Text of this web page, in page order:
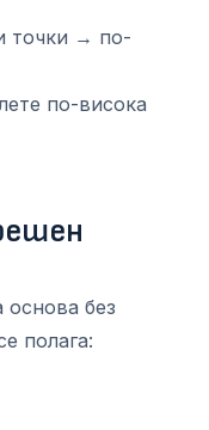
точки → по-
по-висока
без
полага: